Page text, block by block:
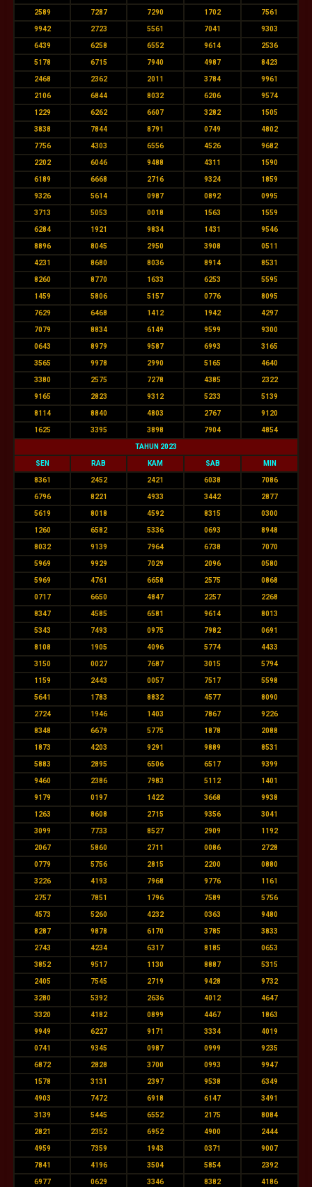
2589 7287 7290 1702 7561
9942 2723 5561 7041 9303
6439 6258 6552 9614 2536
5178 6715 7940 4987 8423
2468 2362 2011 3784 9961
2106 6844 8032 6206 9574
1229 6262 6607 3282 1505
3838 7844 8791 0749 4802
7756 4303 6556 4526 9682
2202 6046 9488 4311 1590
6189 6668 2716 9324 1859
9326 5614 0987 0892 0995
3713 5053 0018 1563 1559
6284 1921 9834 1431 9546
8896 8045 2950 3908 0511
4231 8680 8036 8914 8531
8260 8770 1633 6253 5595
1459 5806 5157 0776 8095
7629 6468 1412 1942 4297
7079 8834 6149 9599 9300
0643 8979 9587 6993 3165
3565 9978 2990 5165 4640
3380 2575 7278 4385 2322
9165 2823 9312 5233 5139
8114 8840 4803 2767 9120
1625 3395 3898 7904 4854
TAHUN 2023
SEN RAB KAM SAB MIN
8361 2452 2421 6038 7086
6796 8221 4933 3442 2877
5619 8018 4592 8315 0300
1260 6582 5336 0693 8948
8032 9139 7964 6738 7070
5969 9929 7029 2096 0580
5969 4761 6658 2575 0868
0717 6650 4847 2257 2268
8347 4585 6581 9614 8013
5343 7493 0975 7982 0691
8108 1905 4096 5774 4433
3150 0027 7687 3015 5794
1159 2443 0057 7517 5598
5641 1783 8832 4577 8090
2724 1946 1403 7867 9226
8348 6679 5775 1878 2088
1873 4203 9291 9889 8531
5883 2895 6506 6517 9399
9460 2386 7983 5112 1401
9179 0197 1422 3668 9938
1263 8608 2715 9356 3041
3099 7733 8527 2909 1192
2067 5860 2711 0086 2728
0779 5756 2815 2200 0880
3226 4193 7968 9776 1161
2757 7851 1796 7589 5756
4573 5260 4232 0363 9480
8287 9878 6170 3785 3833
2743 4234 6317 8185 0653
3852 9517 1130 8887 5315
2405 7545 2719 9428 9732
3280 5392 2636 4012 4647
3320 4182 0899 4467 1863
9949 6227 9171 3334 4019
0741 9345 0987 0999 9235
6872 2828 3700 0993 9947
1578 3131 2397 9538 6349
4903 7472 6918 6147 3491
3139 5445 6552 2175 8084
2821 2352 6952 4900 2444
4959 7359 1943 0371 9007
7841 4196 3504 5854 2392
6977 0629 3346 8382 4186